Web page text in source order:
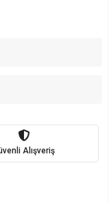
Alışveriş